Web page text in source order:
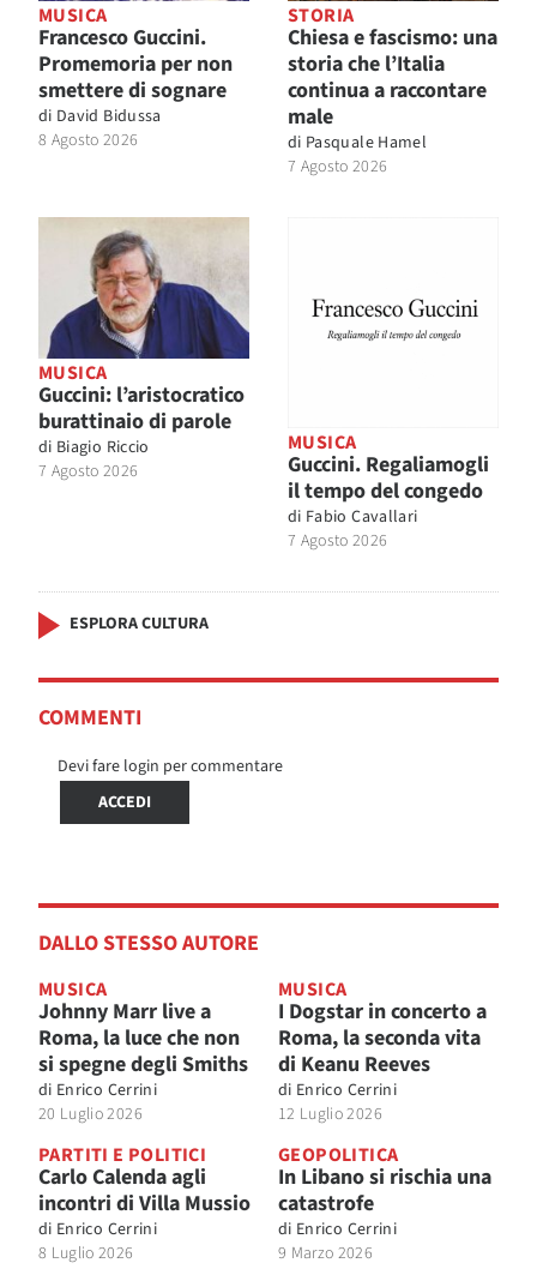
MUSICA
Francesco Guccini.
Promemoria per non
smettere di sognare
di David Bidussa
8 Agosto 2026
STORIA
Chiesa e fascismo: una
storia che l’Italia
continua a raccontare
male
di Pasquale Hamel
7 Agosto 2026
MUSICA
Guccini: l’aristocratico
burattinaio di parole
di Biagio Riccio
7 Agosto 2026
MUSICA
Guccini. Regaliamogli
il tempo del congedo
di Fabio Cavallari
7 Agosto 2026
ESPLORA CULTURA
COMMENTI
Devi fare login per commentare
ACCEDI
DALLO STESSO AUTORE
MUSICA
Johnny Marr live a
Roma, la luce che non
si spegne degli Smiths
di Enrico Cerrini
20 Luglio 2026
MUSICA
I Dogstar in concerto a
Roma, la seconda vita
di Keanu Reeves
di Enrico Cerrini
12 Luglio 2026
PARTITI E POLITICI
Carlo Calenda agli
incontri di Villa Mussio
di Enrico Cerrini
8 Luglio 2026
GEOPOLITICA
In Libano si rischia una
catastrofe
di Enrico Cerrini
9 Marzo 2026